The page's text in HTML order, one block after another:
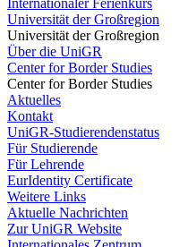
Internationaler Ferienkurs
Universität der Großregion
Universität der Großregion
Über die UniGR
Center for Border Studies
Center for Border Studies
Aktuelles
Kontakt
UniGR-Studierendenstatus
Für Studierende
Für Lehrende
EurIdentity Certificate
Weitere Links
Aktuelle Nachrichten
Zur UniGR Website